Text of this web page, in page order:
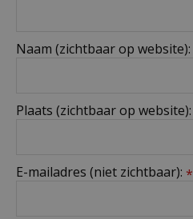
Naam (zichtbaar op website):
Plaats (zichtbaar op website):
E-mailadres (niet zichtbaar): *